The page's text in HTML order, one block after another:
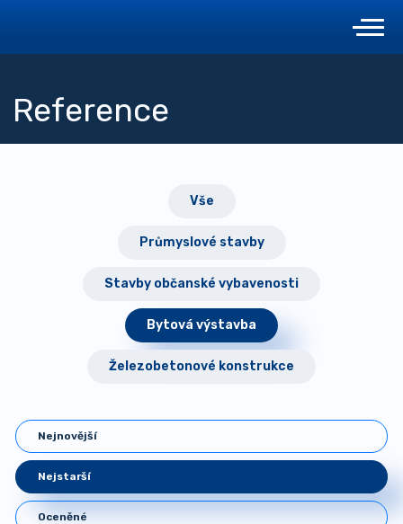
Reference
Vše
Průmyslové stavby
Stavby občanské vybavenosti
Bytová výstavba
Železobetonové konstrukce
Nejnovější
Nejstarší
Oceněné